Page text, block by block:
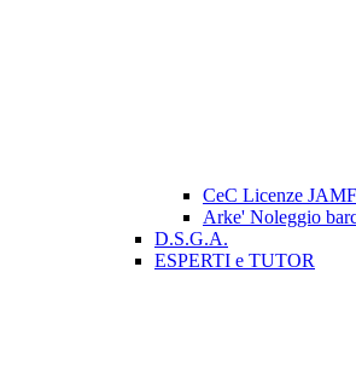
CeC Licenze JAMF
Arke' Noleggio
D.S.G.A.
ESPERTI e TUTOR